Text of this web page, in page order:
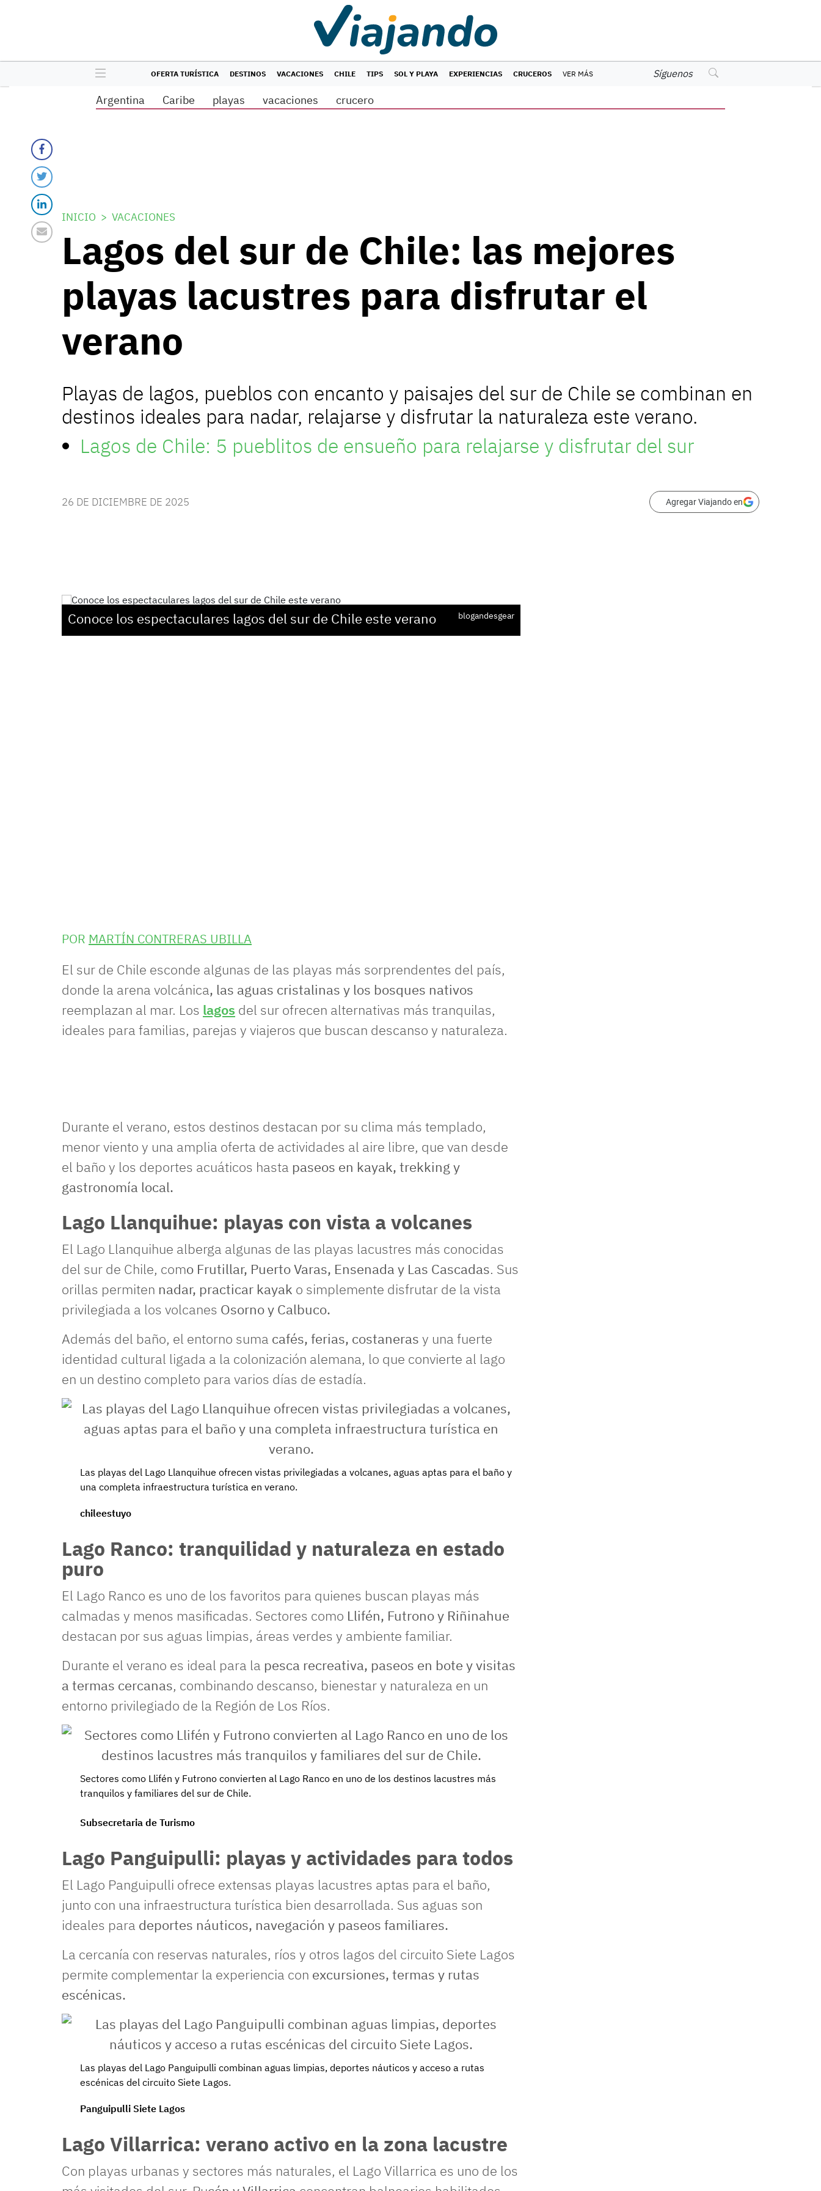
OFERTA TURÍSTICA DESTINOS VACACIONES CHILE TIPS SOL Y PLAYA EXPERIENCIAS CRUCEROS VER MÁS Síguenos
Argentina Caribe playas vacaciones crucero
INICIO VACACIONES
Lagos del sur de Chile: las mejores
playas lacustres para disfrutar el
verano
Playas de lagos, pueblos con encanto y paisajes del sur de Chile se combinan en
destinos ideales para nadar, relajarse y disfrutar la naturaleza este verano.
Lagos de Chile: 5 pueblitos de ensueño para relajarse y disfrutar del sur
26 DE DICIEMBRE DE 2025 Agregar Viajando en
Conoce los espectaculares lagos del sur de Chile este verano blogandesgear
POR MARTÍN CONTRERAS UBILLA
El sur de Chile esconde algunas de las playas más sorprendentes del país,
donde la arena volcánica, las aguas cristalinas y los bosques nativos
reemplazan al mar. Los lagos del sur ofrecen alternativas más tranquilas,
ideales para familias, parejas y viajeros que buscan descanso y naturaleza.
Durante el verano, estos destinos destacan por su clima más templado,
menor viento y una amplia oferta de actividades al aire libre, que van desde
el baño y los deportes acuáticos hasta paseos en kayak, trekking y
gastronomía local.
Lago Llanquihue: playas con vista a volcanes
El Lago Llanquihue alberga algunas de las playas lacustres más conocidas
del sur de Chile, como Frutillar, Puerto Varas, Ensenada y Las Cascadas. Sus
orillas permiten nadar, practicar kayak o simplemente disfrutar de la vista
privilegiada a los volcanes Osorno y Calbuco.
Además del baño, el entorno suma cafés, ferias, costaneras y una fuerte
identidad cultural ligada a la colonización alemana, lo que convierte al lago
en un destino completo para varios días de estadía.
Las playas del Lago Llanquihue ofrecen vistas privilegiadas a volcanes, aguas aptas para el baño y
una completa infraestructura turística en verano.
chileestuyo
Lago Ranco: tranquilidad y naturaleza en estado
puro
El Lago Ranco es uno de los favoritos para quienes buscan playas más
calmadas y menos masificadas. Sectores como Llifén, Futrono y Riñinahue
destacan por sus aguas limpias, áreas verdes y ambiente familiar.
Durante el verano es ideal para la pesca recreativa, paseos en bote y visitas
a termas cercanas, combinando descanso, bienestar y naturaleza en un
entorno privilegiado de la Región de Los Ríos.
Sectores como Llifén y Futrono convierten al Lago Ranco en uno de los destinos lacustres más
tranquilos y familiares del sur de Chile.
Subsecretaria de Turismo
Lago Panguipulli: playas y actividades para todos
El Lago Panguipulli ofrece extensas playas lacustres aptas para el baño,
junto con una infraestructura turística bien desarrollada. Sus aguas son
ideales para deportes náuticos, navegación y paseos familiares.
La cercanía con reservas naturales, ríos y otros lagos del circuito Siete Lagos
permite complementar la experiencia con excursiones, termas y rutas
escénicas.
Las playas del Lago Panguipulli combinan aguas limpias, deportes náuticos y acceso a rutas
escénicas del circuito Siete Lagos.
Panguipulli Siete Lagos
Lago Villarrica: verano activo en la zona lacustre
Con playas urbanas y sectores más naturales, el Lago Villarrica es uno de los